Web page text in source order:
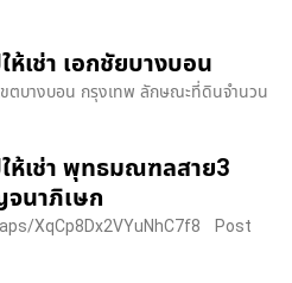
ห้เช่า เอกชัยบางบอน
ตบางบอน กรุงเทพ ลักษณะที่ดินจำนวน
ให้เช่า พุทธมณฑลสาย3
นาภิเษก
XqCp8Dx2VYuNhC7f8 Post